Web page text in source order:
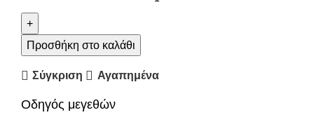
Προσθήκη στο καλάθι
Σύγκριση Αγαπημένα
Οδηγός μεγεθών